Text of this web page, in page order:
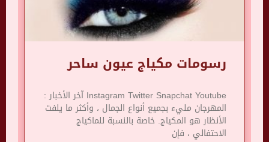
رسومات مكياج عيون ساحر
Instagram Twitter Snapchat Youtube آخر الأخبار :
المهرجان مليء بجميع أنواع الجمال ، وأكثر ما يلفت
الأنظار هو المكياج. خاصة بالنسبة للماكياج
الاحتفالي ، فإن